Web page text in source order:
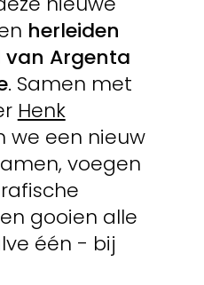
herleiden
van Argenta
. Samen met
Henk
we een nieuw
voegen
gooien alle
één - bij